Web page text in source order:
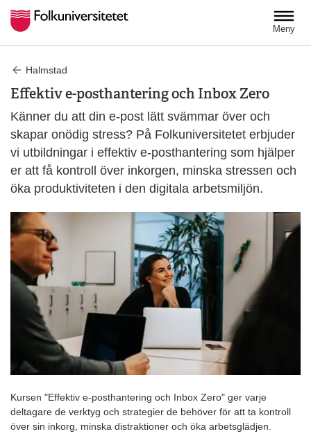
Meny
Halmstad
Effektiv e-posthantering och Inbox Zero
Känner du att din e-post lätt svämmar över och
skapar onödig stress? På Folkuniversitetet erbjuder
vi utbildningar i effektiv e-posthantering som hjälper
er att få kontroll över inkorgen, minska stressen och
öka produktiviteten i den digitala arbetsmiljön.
Kursen "Effektiv e-posthantering och Inbox Zero" ger varje
deltagare de verktyg och strategier de behöver för att ta kontroll
över sin inkorg, minska distraktioner och öka arbetsglädjen.